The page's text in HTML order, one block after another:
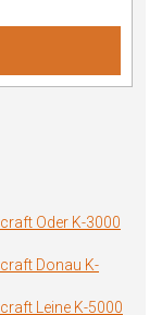
Oder K-3000
Donau K-
Leine K-5000